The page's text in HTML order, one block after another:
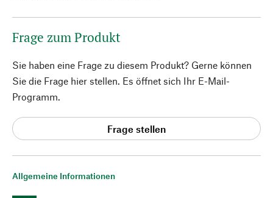
Allgemeine Informationen
Frage zum Produkt
Sie haben eine Frage zu diesem Produkt? Gerne können
Sie die Frage hier stellen. Es öffnet sich Ihr E-Mail-
Programm.
Frage stellen